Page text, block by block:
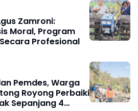
Zamroni:
Moral, Program
Profesional
Pemdes, Warga
Sepanjang 4